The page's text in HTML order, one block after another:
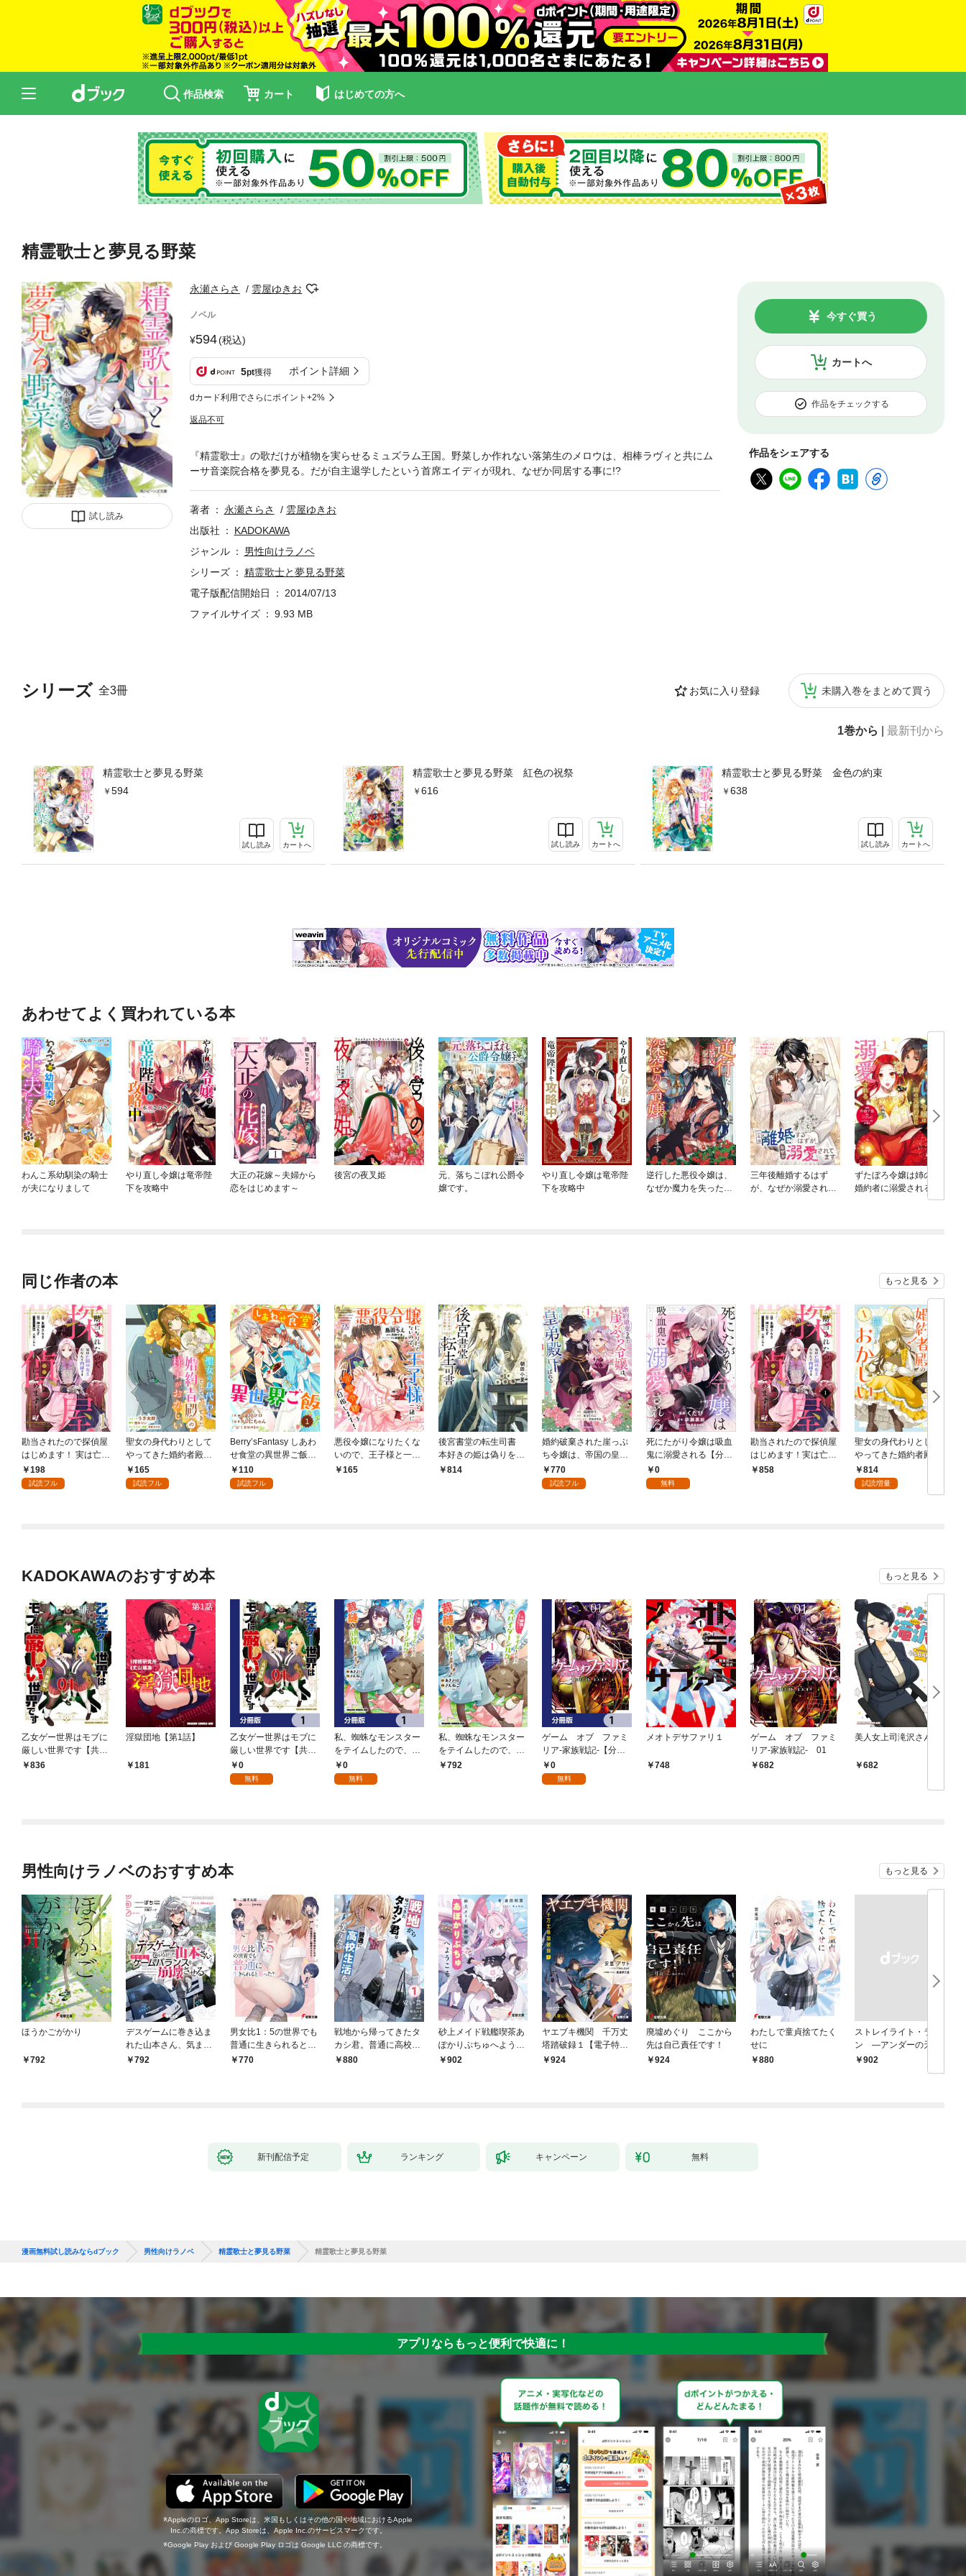
作品検索 カート はじめての方へ
精霊歌士と夢見る野菜
試し読み
永瀬さらさ 雲屋ゆきお
ノベル
594(税込)
5pt獲得 ポイント詳細
dカード利用でさらにポイント+2%
返品不可
カートへ
今すぐ買う
作品をチェックする
作品をシェアする
シリーズ 全3冊 お気に入り登録 未購入巻をまとめて買う
1巻から 最新刊から
精霊歌士と夢見る野菜
594
試し読み カートへ
精霊歌士と夢見る野菜 紅色の祝祭
616
試し読み カートへ
精霊歌士と夢見る野菜 金色の約束
638
試し読み カートへ
『精霊歌士』の歌だけが植物を実らせるミュズラム王国。野菜しか作れない落第生のメロウは、相棒ラヴィと共にム
ーサ音楽院合格を夢見る。だが自主退学したという首席エイディが現れ、なぜか同居する事に!?
著者 永瀬さらさ
雲屋ゆきお
出版社
KADOKAWA
ジャンル
男性向けラノベ
シリーズ
精霊歌士と夢見る野菜
電子版配信開始日
2014/07/13
ファイルサイズ
9.93 MB
あわせてよく買われている本
わんこ系幼馴染の騎士
が夫になりまして
やり直し令嬢は竜帝陛
下を攻略中
大正の花嫁～夫婦から
恋をはじめます～
後宮の夜叉姫
元、落ちこぼれ公爵令
嬢です。
やり直し令嬢は竜帝陛
下を攻略中
逆行した悪役令嬢は、
なぜか魔力を失ったの
三年後離婚するはず
が、なぜか溺愛されて
ずたぼろ令嬢は姉の元
婚約者に溺愛される
同じ作者の本 もっと見る
勘当されたので探偵屋
はじめます！ 実は亡国
の女王だなんて内緒で
す 【連載版】１
198
試読フル
聖女の身代わりとして
やってきた婚約者殿の
様子がおかしい 【連
載版】: 1
165
試読フル
Berry’sFantasy しあわ
せ食堂の異世界ご飯1
巻110
試読フル
悪役令嬢になりたくな
いので、王子様と一緒
に完璧令嬢を目指しま
165
後宮書堂の転生司書
本好きの姫は偽りを紐
解く814
婚約破棄された崖っぷ
ち令嬢は、帝国の皇弟
殿下と結ばれる 1
770
試読フル
死にたがり令嬢は吸血
鬼に溺愛される【分冊
版】（コミック） １
話
0
無料
勘当されたので探偵屋
はじめます！実は亡国
の女王だなんて内緒で
858
聖女の身代わりとして
やってきた婚約者殿の
様子がおかしい: 1【電
子限定描き下ろし付
814
試読増量
KADOKAWAのおすすめ本 もっと見る
乙女ゲー世界はモブに
厳しい世界です【共和
国編】 ０１
836
淫獄団地【第1話】
181
乙女ゲー世界はモブに
厳しい世界です【共和
国編】【分冊版】 1
0
無料
私、蜘蛛なモンスター
をテイムしたので、ス
パイダーシルクで裁縫
を頑張ります！【分冊
0
無料
私、蜘蛛なモンスター
をテイムしたので、ス
パイダーシルクで裁縫
792
ゲーム オブ ファミ
リア-家族戦記-【分冊
版】 1
0
無料
メオトデサファリ１
748
ゲーム オブ ファミ
リア-家族戦記- 01
682
美人女上司滝沢さん
682
男性向けラノベのおすすめ本 もっと見る
ほうかごがかり
792
デスゲームに巻き込ま
れた山本さん、気まま
にゲームバランスを崩
792
男女比1：5の世界でも
普通に生きられると思
った？ ～激重感情な
770
戦地から帰ってきたタ
カシ君。普通に高校生
活を送りたい【電子版
880
砂上メイド戦艦喫茶あ
ぽかりぷちゅへようこ
そ902
ヤエブキ機関 千万丈
塔踏破録１【電子特別
版】924
廃墟めぐり ここから
先は自己責任です！
924
わたしで童貞捨てたく
せに
880
ストレイライト・ラ
ン ―アンダーの天使
と死に損ないの反逆者
￥902
新刊配信予定 ランキング キャンペーン 無料
漫画無料試し読みならdブック 男性向けラノベ 精霊歌士と夢見る野菜 精霊歌士と夢見る野菜
アプリならもっと便利で快適に！
Appleのロゴ、App Storeは、米国もしくはその他の国や地域におけるApple
Inc.の商標です。App Storeは、Apple Inc.のサービスマークです。
Google Play および Google Play ロゴは Google LLC の商標です。